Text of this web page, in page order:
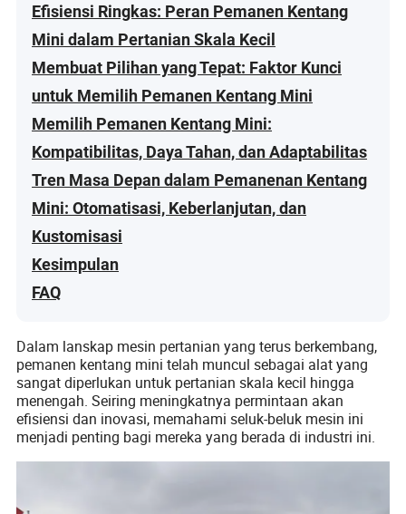
Efisiensi Ringkas: Peran Pemanen Kentang
Mini dalam Pertanian Skala Kecil
Membuat Pilihan yang Tepat: Faktor Kunci
untuk Memilih Pemanen Kentang Mini
Memilih Pemanen Kentang Mini:
Kompatibilitas, Daya Tahan, dan Adaptabilitas
Tren Masa Depan dalam Pemanenan Kentang
Mini: Otomatisasi, Keberlanjutan, dan
Kustomisasi
Kesimpulan
FAQ
Dalam lanskap mesin pertanian yang terus berkembang,
pemanen kentang mini telah muncul sebagai alat yang
sangat diperlukan untuk pertanian skala kecil hingga
menengah. Seiring meningkatnya permintaan akan
efisiensi dan inovasi, memahami seluk-beluk mesin ini
menjadi penting bagi mereka yang berada di industri ini.